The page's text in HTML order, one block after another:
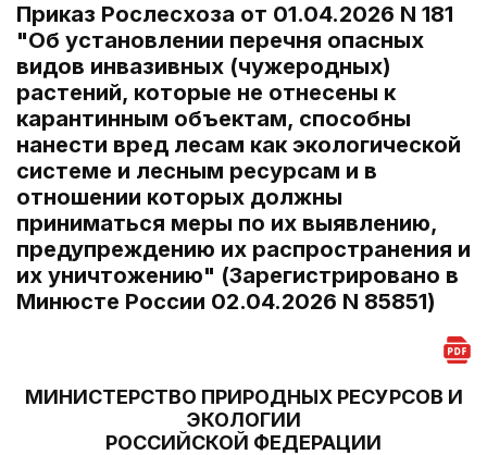
Приказ Рослесхоза от 01.04.2026 N 181
"Об установлении перечня опасных
видов инвазивных (чужеродных)
растений, которые не отнесены к
карантинным объектам, способны
нанести вред лесам как экологической
системе и лесным ресурсам и в
отношении которых должны
приниматься меры по их выявлению,
предупреждению их распространения и
их уничтожению" (Зарегистрировано в
Минюсте России 02.04.2026 N 85851)
МИНИСТЕРСТВО ПРИРОДНЫХ РЕСУРСОВ И
ЭКОЛОГИИ
РОССИЙСКОЙ ФЕДЕРАЦИИ